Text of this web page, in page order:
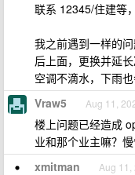
联系 12345/住建等
我之前遇到一样的
后上面，更换并延
空调不滴水，下雨也
Vraw5 Aug 11,
楼上问题已经造成
业和那个业主嘛？
xmitman Aug 11,